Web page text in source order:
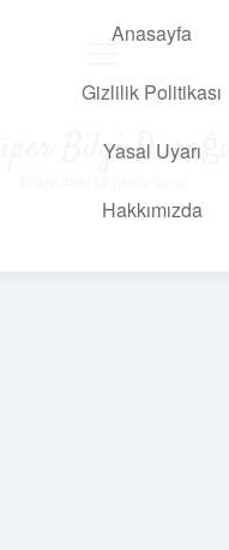
Anasayfa
Gizlilik Politikası
Yasal Uyarı
Hakkımızda
Süper Bilgi Durağı